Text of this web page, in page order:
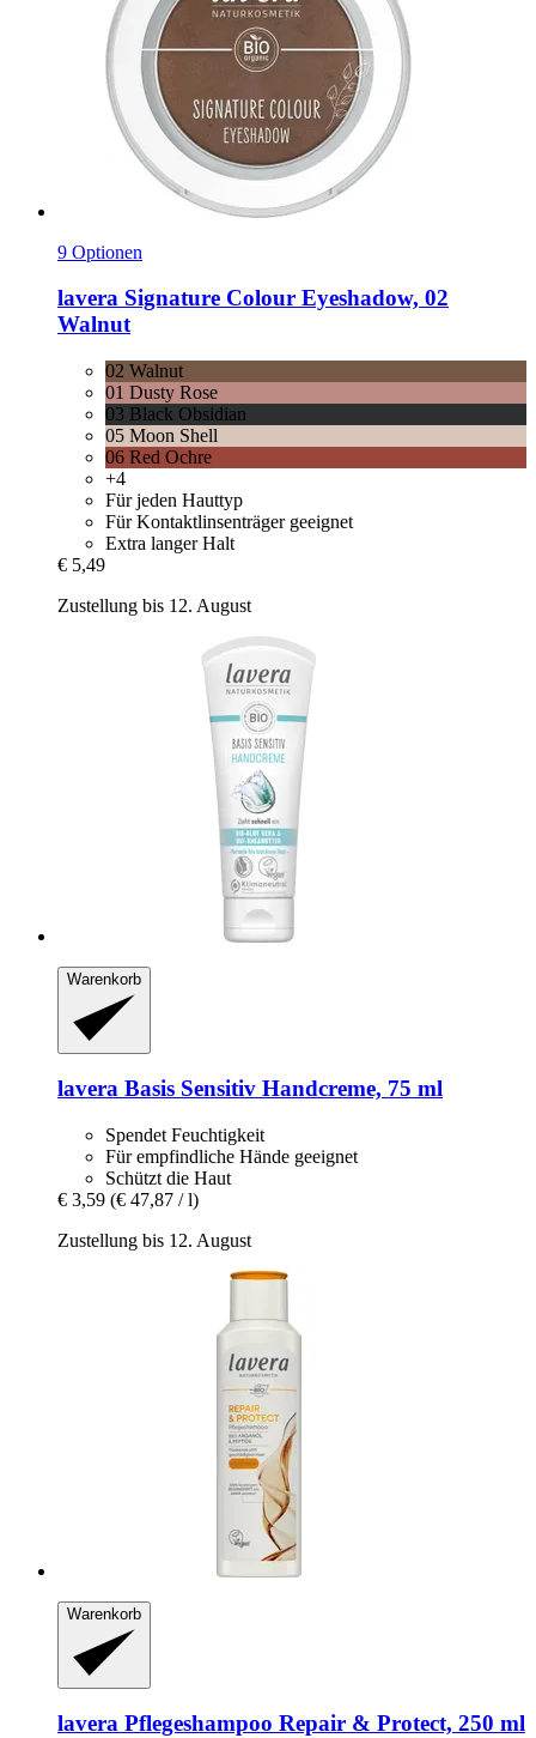
9 Optionen
lavera Signature Colour Eyeshadow, 02
Walnut
02 Walnut
01 Dusty Rose
03 Black Obsidian
05 Moon Shell
06 Red Ochre
+4
Für jeden Hauttyp
Für Kontaktlinsenträger geeignet
Extra langer Halt
€ 5,49
Zustellung bis 12. August
Warenkorb
lavera Basis Sensitiv Handcreme, 75 ml
Spendet Feuchtigkeit
Für empfindliche Hände geeignet
Schützt die Haut
€ 3,59 (€ 47,87 / l)
Zustellung bis 12. August
Warenkorb
lavera Pflegeshampoo Repair & Protect, 250 ml